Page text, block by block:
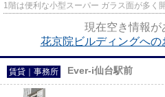
1階は便利な小型スーパー ガラス面が多く
現在空き情報が
花京院ビルディングへ
賃貸｜事務所 Ever-i仙台駅前